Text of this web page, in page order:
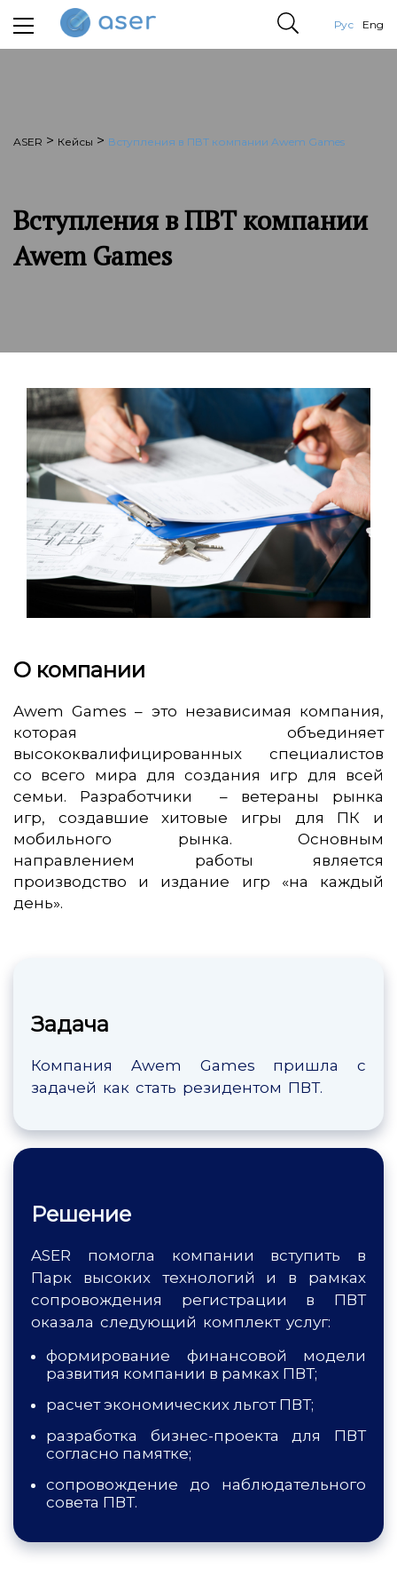
Рус Eng
ASER > Кейсы > Вступления в ПВТ компании Awem Games
Вступления в ПВТ компании
Awem Games
О компании
Awem Games – это независимая компания,
которая объединяет
высококвалифицированных специалистов
со всего мира для создания игр для всей
семьи. Разработчики – ветераны рынка
игр, создавшие хитовые игры для ПК и
мобильного рынка. Основным
направлением работы является
производство и издание игр «на каждый
день».
Задача
Компания Awem Games пришла с
задачей как стать резидентом ПВТ.
Решение
ASER помогла компании вступить в
Парк высоких технологий и в рамках
сопровождения регистрации в ПВТ
оказала следующий комплект услуг:
формирование финансовой модели
развития компании в рамках ПВТ;
расчет экономических льгот ПВТ;
разработка бизнес-проекта для ПВТ
согласно памятке;
сопровождение до наблюдательного
совета ПВТ.